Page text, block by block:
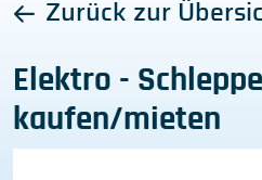
Zurück zur
Elektro -
kaufen/mieten